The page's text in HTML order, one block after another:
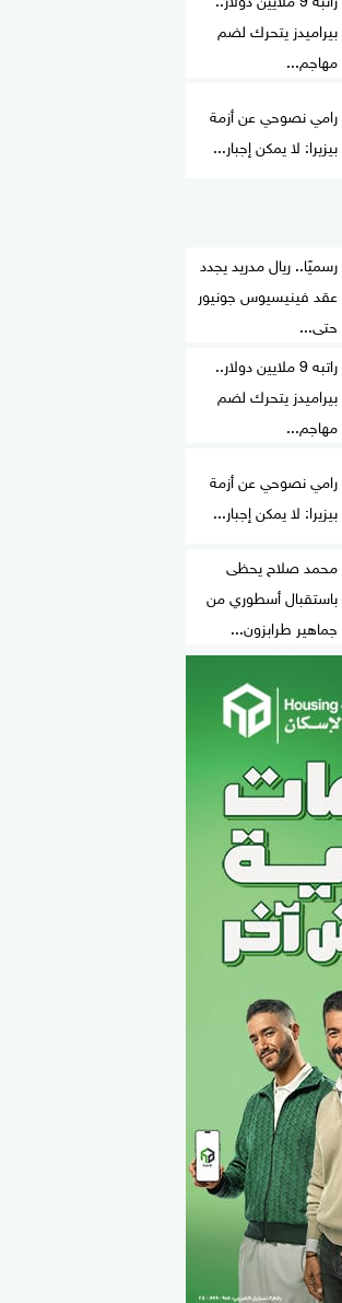
بيراميدز يتحرك لضم
مهاجم...
رامي نصوحي عن أزمة
بيزيرا: لا يمكن إجبار...
رسميًا.. ريال مدريد يجدد
عقد فينيسيوس جونيور
حتى...
راتبه 9 ملايين دولار..
بيراميدز يتحرك لضم
مهاجم...
رامي نصوحي عن أزمة
بيزيرا: لا يمكن إجبار...
محمد صلاح يحظى
باستقبال أسطوري من
جماهير طرابزون...